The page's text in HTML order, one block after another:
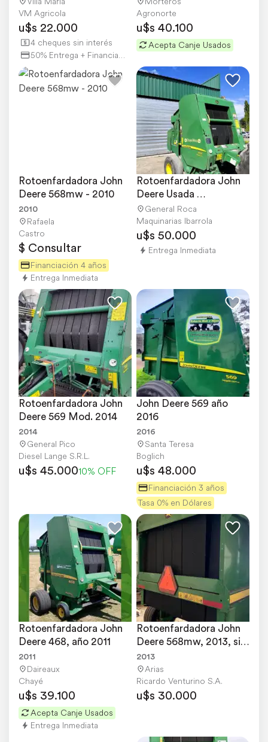
VM Agricola
u$s 22.000
4 cheques sin interés
50% Entrega + Financiación
Agronorte
u$s 40.100
Acepta Canje Usados
Rotoenfardadora John
Deere 568mw - 2010
2010
Rafaela
Castro
$ Consultar
Financiación 4 años
Entrega Inmediata
Rotoenfardadora John
Deere Usada
Recomedada 459 Mega
General Roca
Maquinarias Ibarrola
u$s 50.000
Entrega Inmediata
Rotoenfardadora John
Deere 569 Mod. 2014
2014
General Pico
Diesel Lange S.R.L.
u$s 45.00010% OFF
John Deere 569 año
2016
2016
Santa Teresa
Boglich
u$s 48.000
Financiación 3 años
Tasa 0% en Dólares
Rotoenfardadora John
Deere 468, año 2011
2011
Daireaux
Chayé
u$s 39.100
Acepta Canje Usados
Entrega Inmediata
Rotoenfardadora John
Deere 568mw, 2013, sin
Atador de RED
2013
Arias
Ricardo Venturino S.A.
u$s 30.000